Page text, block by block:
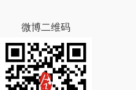
微博二维码